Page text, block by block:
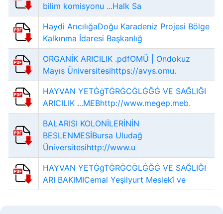
bilim komisyonu ...Halk Sa
Haydi ArıcılığaDoğu Karadeniz Projesi Bölge
Kalkınma İdaresi Başkanlığ
ORGANİK ARICILIK .pdfOMÜ | Ondokuz
Mayıs Üniversitesihttps://avys.omu.
HAYVAN YETĠġTĠRĠCĠLĠĞĠ VE SAĞLIĞI
ARICILIK ...MEBhttp://www.megep.meb.
BALARISI KOLONİLERİNİN
BESLENMESİBursa Uludağ
Üniversitesihttp://www.u
HAYVAN YETĠġTĠRĠCĠLĠĞĠ VE SAĞLIĞI
ARI BAKIMICemal Yeşilyurt Meslekî ve